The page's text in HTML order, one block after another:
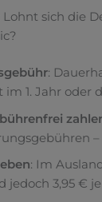
sich die
:
im 1. Jahr oder
–
: Im
jedoch 3,95 €